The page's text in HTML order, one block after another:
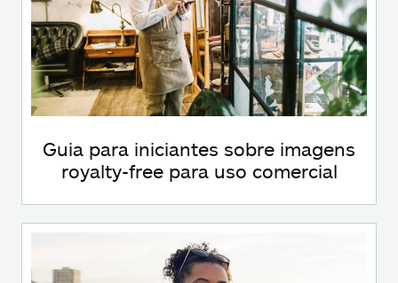
Guia para iniciantes sobre imagens
royalty-free para uso comercial